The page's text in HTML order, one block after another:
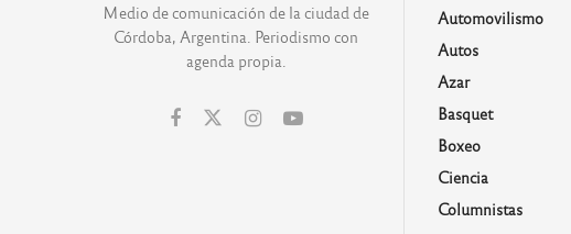
Medio de comunicación de la ciudad de
Córdoba, Argentina. Periodismo con
agenda propia.
Automovilismo
Autos
Azar
Basquet
Boxeo
Ciencia
Columnistas